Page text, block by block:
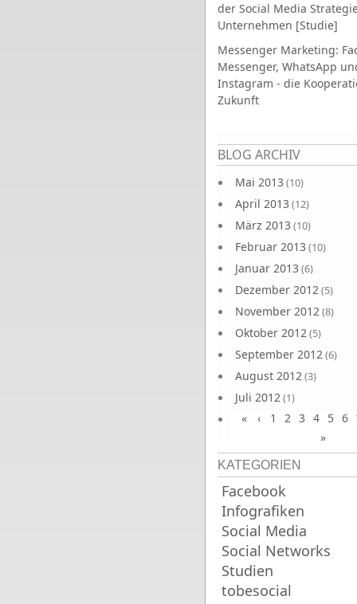
der Social Media
Unternehmen [Studie]
Messenger Marketing:
Messenger, WhatsApp
Instagram - die
Zukunft
BLOG ARCHIV
Mai 2013 (10)
April 2013 (12)
März 2013 (10)
Februar 2013 (10)
Januar 2013 (6)
Dezember 2012(5)
November 2012(8)
Oktober 2012(5)
September 2012(6)
August 2012(3)
Juli 2012(1)
Juni 2012(4)
Seiten
« ‹ 1 2 3 4 5 6
»
KATEGORIEN
Facebook
Infografiken
Social Media
Social Networks
Studien
tobesocial